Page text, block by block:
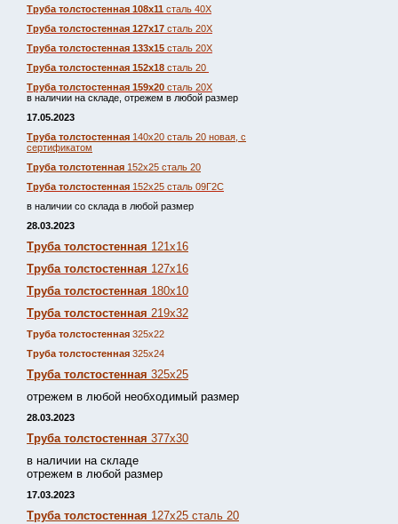
Труба толстостенная 108х11 сталь 40Х
Труба толстостенная 127х17 сталь 20Х
Труба толстостенная 133х15 сталь 20Х
Труба толстостенная 152х18 сталь 20
Труба толстостенная 159х20 сталь 20Х
в наличии на складе, отрежем в любой размер
17.05.2023
Труба толстостенная 140х20 сталь 20 новая, с
сертификатом
Труба толстотенная 152х25 сталь 20
Труба толстостенная 152х25 сталь 09Г2С
в наличии со склада в любой размер
28.03.2023
Труба толстостенная 121х16
Труба толстостенная 127х16
Труба толстостенная 180х10
Труба толстостенная 219х32
Труба толстостенная 325х22
Труба толстостенная 325х24
Труба толстостенная 325х25
отрежем в любой необходимый размер
28.03.2023
Труба толстостенная 377х30
в наличии на складе
отрежем в любой размер
17.03.2023
Труба толстостенная 127х25 сталь 20